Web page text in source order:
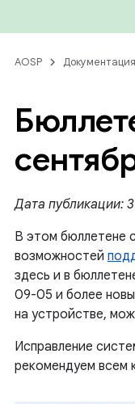
AOSP Документация
Дата публикации:
В этом бюллетене
возможностей
здесь и в
09-05 и более
на устройстве,
Исправление
рекомендуем всем